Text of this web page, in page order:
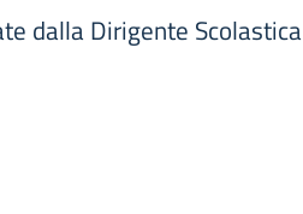
dalla Dirigente Scolastica